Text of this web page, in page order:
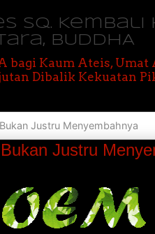
SQ.
BUDDHA
Kaum Ateis, Umat
Dibalik Kekuatan
Justru Menyembahnya
Justru